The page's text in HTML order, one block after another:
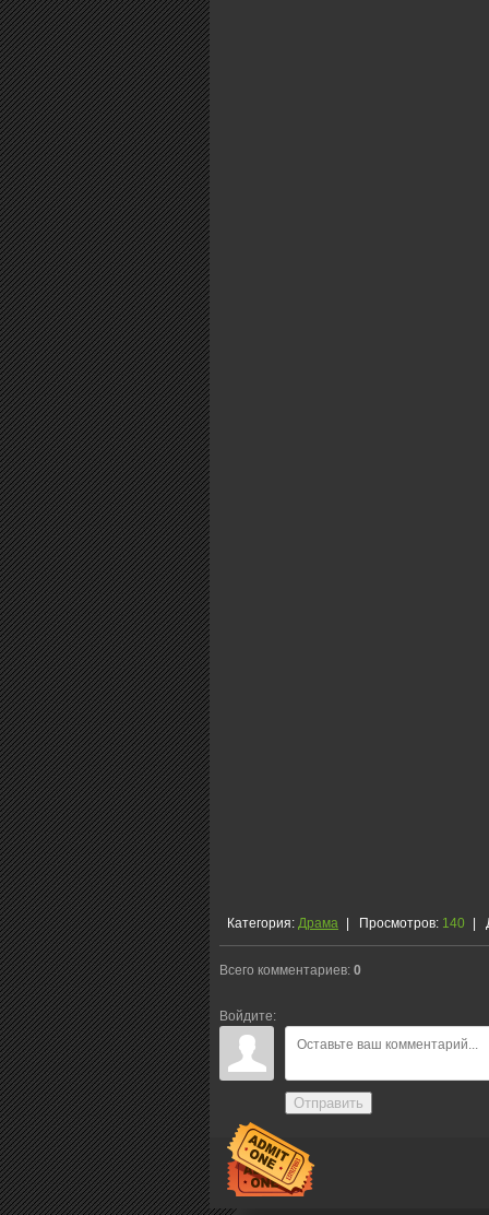
Категория: Драма | Просмотров: 140 |
Всего комментариев: 0
Войдите:
Отправить